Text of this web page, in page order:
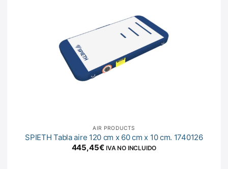
AIR PRODUCTS
SPIETH Tabla aire 120 cm x 60 cm x 10 cm. 1740126
445,45€ IVA NO INCLUIDO